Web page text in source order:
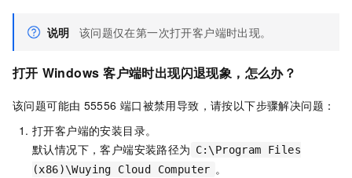
说明 该问题仅在第一次打开客户端时出现。
打开 Windows 客户端时出现闪退现象，怎么办？
该问题可能由 55556 端口被禁用导致，请按以下步骤解决问题：
打开客户端的安装目录。
默认情况下，客户端安装路径为 C:\Program Files
(x86)\Wuying Cloud Computer 。